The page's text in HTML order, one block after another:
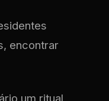
encontrar
um ritual